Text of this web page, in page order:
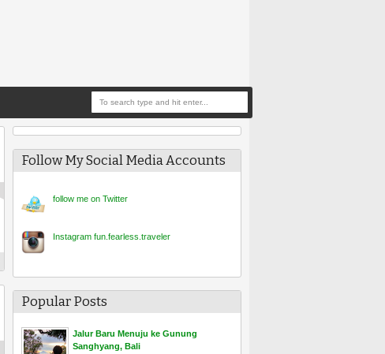
Follow My Social Media Accounts
follow me on Twitter
Instagram fun.fearless.traveler
Popular Posts
Jalur Baru Menuju ke Gunung
Sanghyang, Bali